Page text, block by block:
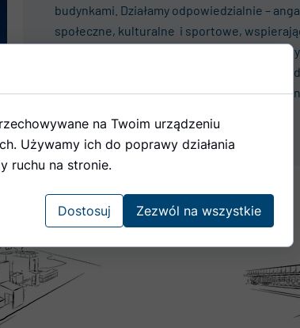
budynkami. Działamy odpowiedzialnie –
społeczne, kulturalne i sportowe,
społeczności. Jesteśmy partnerem, na
i
spełniające najwyższe standardy
na Twoim urządzeniu
Używamy ich do poprawy działania
ruchu na stronie.
Dostosuj Zezwól na wszystkie